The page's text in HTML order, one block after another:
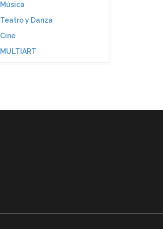
Música
Teatro y Danza
Cine
MULTIART